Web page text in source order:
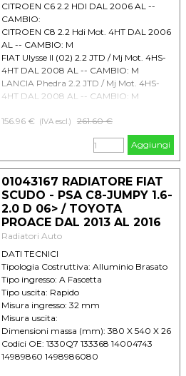
CITROEN C6 2.2 HDI DAL 2006 AL --
CAMBIO:
CITROEN C8 2.2 Hdi Mot. 4HT DAL 2006
AL -- CAMBIO: M
FIAT Ulysse II (02) 2.2 JTD / Mj Mot. 4HS-
4HT DAL 2008 AL -- CAMBIO: M
LANCIA Phedra 2.2 JTD / Mj Mot. 4HS-
4HT DAL 2008 AL -- CAMBIO: M
CAMBIO:
PEUGEOT 607 2.2 Hdi DAL 2000 AL --
PEUGEOT 807 2.2 Hdi Mot. 4HT DAL
156.96 € (IVA escl.) Prezzo senza sconto
261.60 €
Aggiungi
01043167 RADIATORE FIAT
SCUDO - PSA C8-JUMPY 1.6-
2.0 D 06> / TOYOTA
PROACE DAL 2013 AL 2016
Radiatori Auto
DATI TECNICI
Tipologia Costruttiva: Alluminio Brasato
Tipo ingresso: A Fascetta
Tipo uscita: Rapido
Misura ingresso: 32 mm
Misura uscita:
Dimensioni massa (mm): 380 X 540 X 26
Codici OE: 1330Q7 133368 14004743
14989860 1498986080